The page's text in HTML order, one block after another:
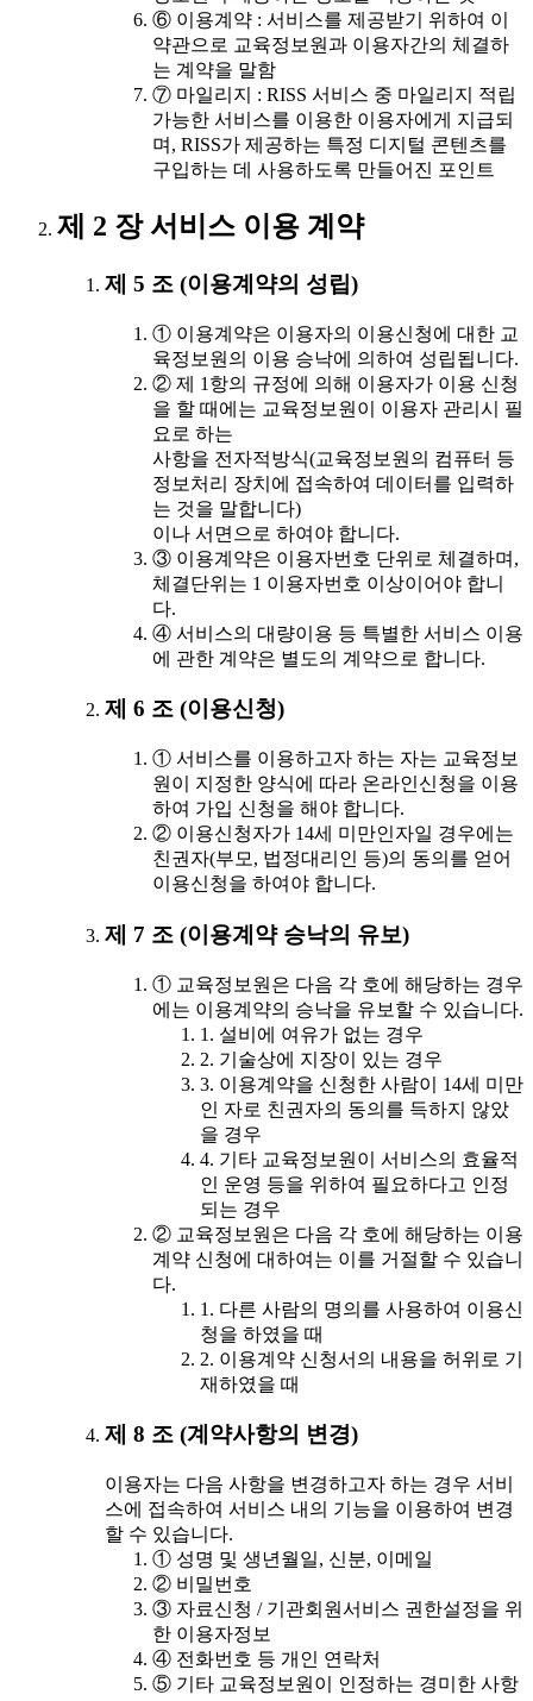
⑥ 이용계약 : 서비스를 제공받기 위하여 이
약관으로 교육정보원과 이용자간의 체결하
는 계약을 말함
⑦ 마일리지 : RISS 서비스 중 마일리지 적립
가능한 서비스를 이용한 이용자에게 지급되
며, RISS가 제공하는 특정 디지털 콘텐츠를
구입하는 데 사용하도록 만들어진 포인트
제 2 장 서비스 이용 계약
제 5 조 (이용계약의 성립)
① 이용계약은 이용자의 이용신청에 대한 교
육정보원의 이용 승낙에 의하여 성립됩니다.
② 제 1항의 규정에 의해 이용자가 이용 신청
을 할 때에는 교육정보원이 이용자 관리시 필
요로 하는
사항을 전자적방식(교육정보원의 컴퓨터 등
정보처리 장치에 접속하여 데이터를 입력하
는 것을 말합니다)
이나 서면으로 하여야 합니다.
③ 이용계약은 이용자번호 단위로 체결하며,
체결단위는 1 이용자번호 이상이어야 합니
다.
④ 서비스의 대량이용 등 특별한 서비스 이용
에 관한 계약은 별도의 계약으로 합니다.
제 6 조 (이용신청)
① 서비스를 이용하고자 하는 자는 교육정보
원이 지정한 양식에 따라 온라인신청을 이용
하여 가입 신청을 해야 합니다.
② 이용신청자가 14세 미만인자일 경우에는
친권자(부모, 법정대리인 등)의 동의를 얻어
이용신청을 하여야 합니다.
제 7 조 (이용계약 승낙의 유보)
① 교육정보원은 다음 각 호에 해당하는 경우
에는 이용계약의 승낙을 유보할 수 있습니다.
1. 설비에 여유가 없는 경우
2. 기술상에 지장이 있는 경우
3. 이용계약을 신청한 사람이 14세 미만
인 자로 친권자의 동의를 득하지 않았
을 경우
4. 기타 교육정보원이 서비스의 효율적
인 운영 등을 위하여 필요하다고 인정
되는 경우
② 교육정보원은 다음 각 호에 해당하는 이용
계약 신청에 대하여는 이를 거절할 수 있습니
다.
1. 다른 사람의 명의를 사용하여 이용신
청을 하였을 때
2. 이용계약 신청서의 내용을 허위로 기
재하였을 때
제 8 조 (계약사항의 변경)
이용자는 다음 사항을 변경하고자 하는 경우 서비
스에 접속하여 서비스 내의 기능을 이용하여 변경
할 수 있습니다.
① 성명 및 생년월일, 신분, 이메일
② 비밀번호
③ 자료신청 / 기관회원서비스 권한설정을 위
한 이용자정보
④ 전화번호 등 개인 연락처
⑤ 기타 교육정보원이 인정하는 경미한 사항